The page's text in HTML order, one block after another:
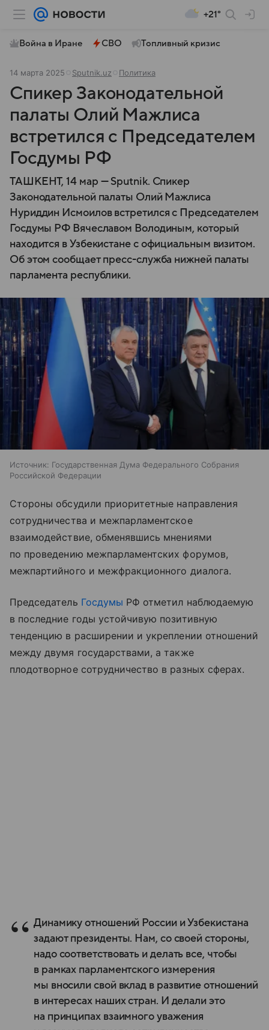
+21°
Война в Иране СВО Топливный кризис
14 марта 2025 Sputnik.uz Политика
Спикер Законодательной
палаты Олий Мажлиса
встретился с Председателем
Госдумы РФ
ТАШКЕНТ, 14 мар — Sputnik. Спикер
Законодательной палаты Олий Мажлиса
Нуриддин Исмоилов встретился с Председателем
Госдумы РФ Вячеславом Володиным, который
находится в Узбекистане с официальным визитом.
Об этом сообщает пресс-служба нижней палаты
парламента республики.
Источник: Государственная Дума Федерального Собрания
Российской Федерации
Стороны обсудили приоритетные направления
сотрудничества и межпарламентское
взаимодействие, обменявшись мнениями
по проведению межпарламентских форумов,
межпартийного и межфракционного диалога.
Председатель Госдумы РФ отметил наблюдаемую
в последние годы устойчивую позитивную
тенденцию в расширении и укреплении отношений
между двумя государствами, а также
плодотворное сотрудничество в разных сферах.
Динамику отношений России и Узбекистана
задают президенты. Нам, со своей стороны,
надо соответствовать и делать все, чтобы
в рамках парламентского измерения
мы вносили свой вклад в развитие отношений
в интересах наших стран. И делали это
на принципах взаимного уважения